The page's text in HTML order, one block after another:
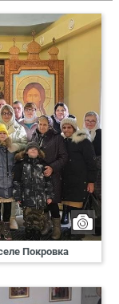
Покровка